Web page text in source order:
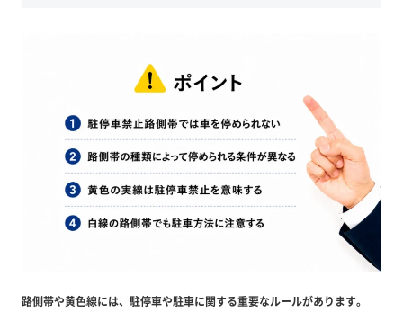
路側帯や黄色線には、駐停車や駐車に関する重要なルールがあります。